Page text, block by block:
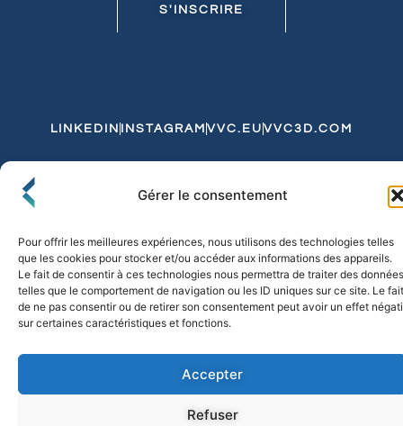
Gérer le consentement
Pour offrir les meilleures expériences, nous utilisons des technologies telles
que les cookies pour stocker et/ou accéder aux informations des appareils.
Le fait de consentir à ces technologies nous permettra de traiter des données
telles que le comportement de navigation ou les ID uniques sur ce site. Le fait
de ne pas consentir ou de retirer son consentement peut avoir un effet
sur certaines caractéristiques et fonctions.
Accepter
Refuser
S'INSCRIRE
LINKEDIN INSTAGRAM VVC.EU VVC3D.COM
Politique de Confidentialité et de CookiesExpédition et Livraison
© 2026 FLO & CO. All Rights Reserved